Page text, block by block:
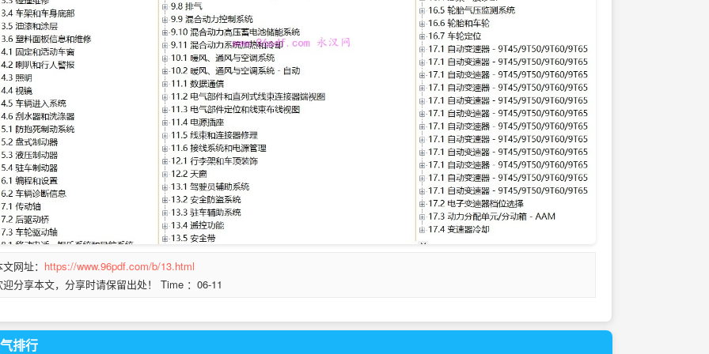
网址： https://www.96pdf.com/b/13.html
迎分享本文，分享时请保留出处！ Time ：06-11
排行